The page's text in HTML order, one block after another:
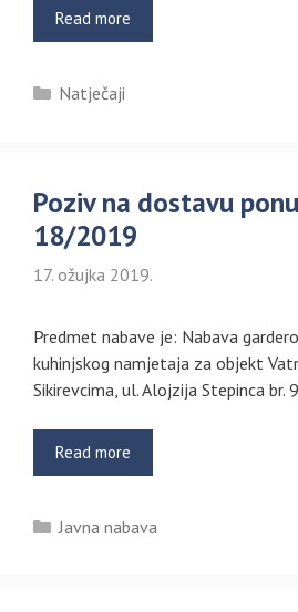
Read more
Kategorije
Natječaji
Poziv na dostavu
18/2019
17. ožujka 2019.
Predmet nabave je: Nabava
kuhinjskog namjetaja za objekt
Sikirevcima, ul. Alojzija Stepinca br.
Read more
Kategorije
Javna nabava